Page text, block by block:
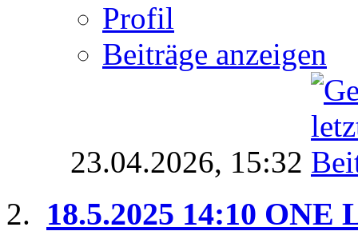
Profil
Beiträge anzeigen
23.04.2026, 15:32
18.5.2025 14:10 ONE